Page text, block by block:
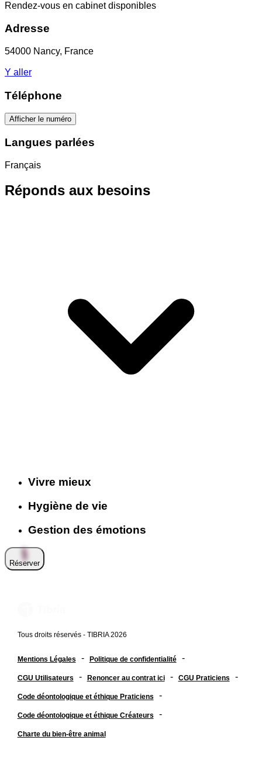
Rendez-vous en cabinet disponibles
Adresse
54000 Nancy, France
Y aller
Téléphone
Afficher le numéro
Langues parlées
Français
Réponds aux besoins
Vivre mieux
Hygiène de vie
Gestion des émotions
Réserver
Tous droits réservés - TIBRIA 2026
Mentions Légales - Politique de confidentialité -
CGU Utilisateurs - Renoncer au contrat ici - CGU Praticiens -
Code déontologique et éthique Praticiens -
Code déontologique et éthique Créateurs -
Charte du bien-être animal